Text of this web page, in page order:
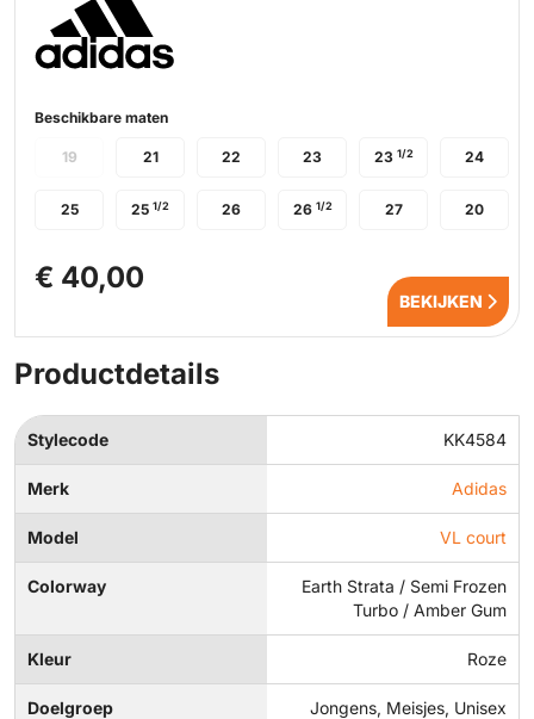
Beschikbare maten
20
21 22 23 23 1/2 24
25 25 1/2 26 26 1/2 27
19
€ 40,00
BEKIJKEN
Productdetails
Stylecode KK4584
Merk Adidas
Model VL court
Colorway
Earth Strata / Semi Frozen
Turbo / Amber Gum
Kleur Roze
Doelgroep Jongens, Meisjes, Unisex